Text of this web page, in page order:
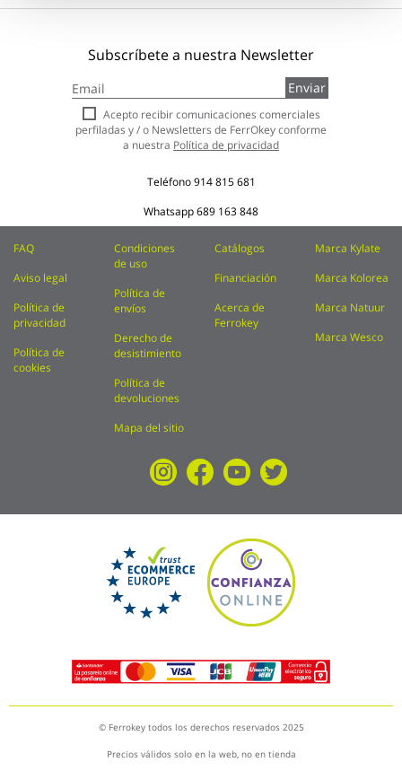
Subscríbete a nuestra Newsletter
a
nuestro
boletín
de
Enviar
Acepto recibir comunicaciones comerciales
perfiladas y / o Newsletters de FerrOkey conforme
a nuestra Política de privacidad
Teléfono914 815 681
Whatsapp689 163 848
FAQ
Aviso legal
Política de
privacidad
Política de
cookies
Condiciones
de uso
Política de
envíos
Derecho de
desistimiento
Política de
devoluciones
Mapa del sitio
Catálogos
Financiación
Acerca de
Ferrokey
Marca Kylate
Marca Kolorea
Marca Natuur
Marca Wesco
© Ferrokey todos los derechos reservados 2025
Precios válidos solo en la web, no en tienda